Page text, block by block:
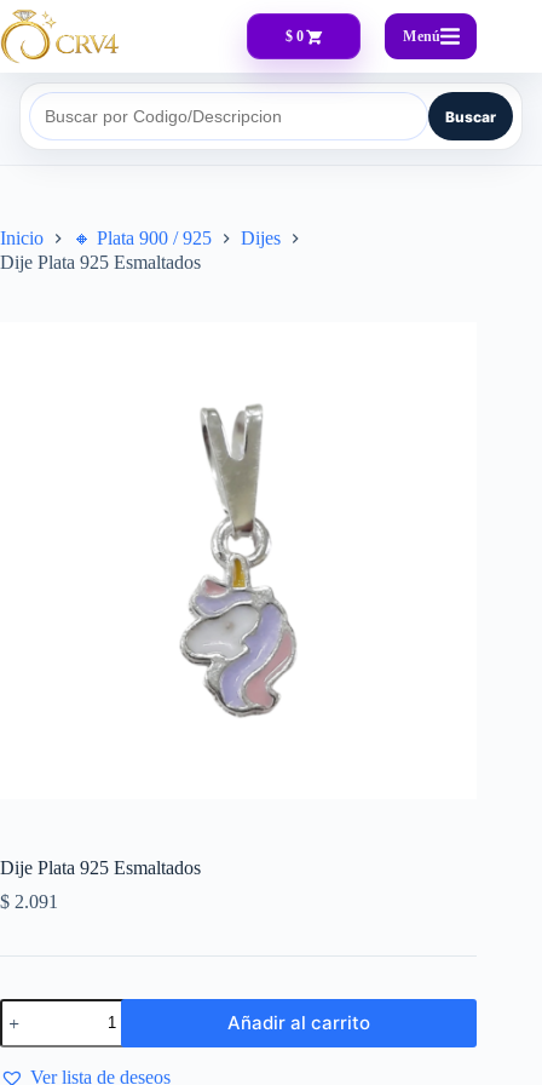
$ 0 Menú
Buscar por Codigo/Descripcion Buscar
Inicio 🔸​ Plata 900 / 925
Dijes
Dije Plata 925 Esmaltados
Dije Plata 925 Esmaltados
$ 2.091
Añadir al carrito
Ver lista de deseos